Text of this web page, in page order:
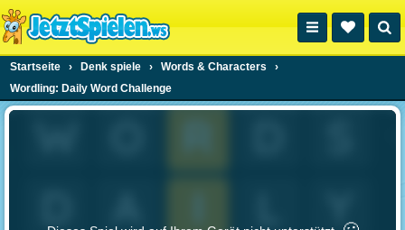
Startseite › Denk spiele › Words & Characters
›
Wordling: Daily Word Challenge